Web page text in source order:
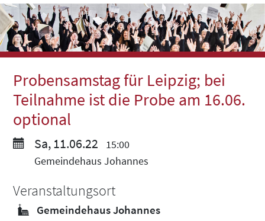
Probensamstag für Leipzig; bei
Teilnahme ist die Probe am 16.06.
optional
Sa, 11.06.22
15:00
Gemeindehaus Johannes
Veranstaltungsort
Gemeindehaus Johannes